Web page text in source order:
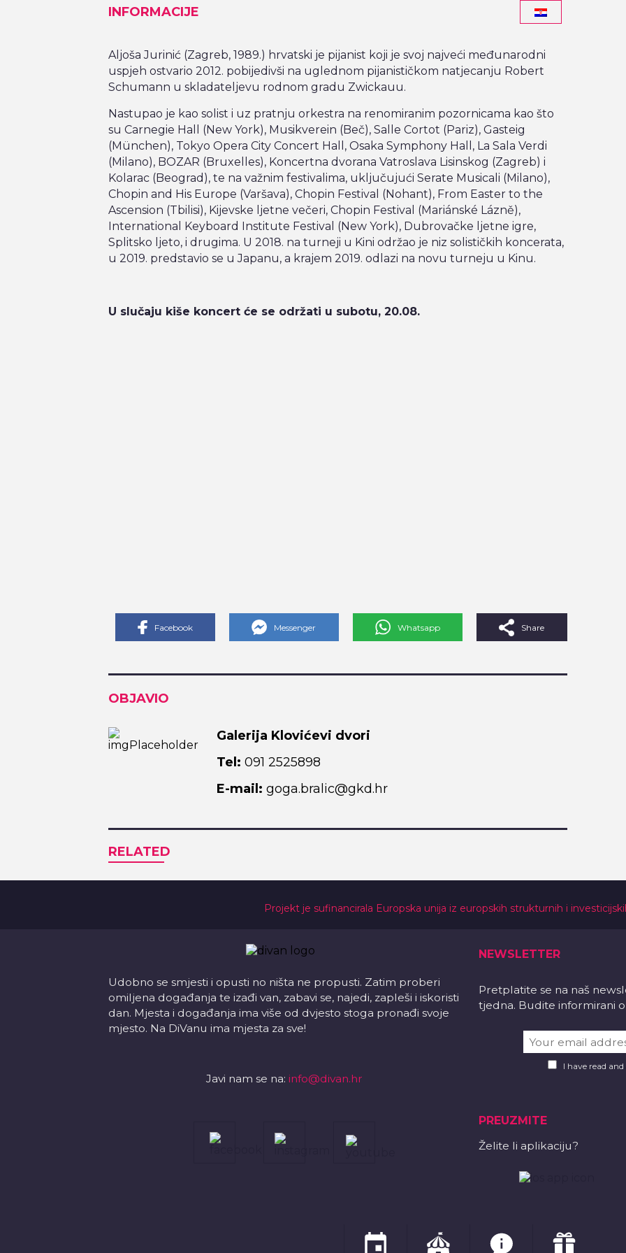
INFORMACIJE
Aljoša Jurinić (Zagreb, 1989.) hrvatski je pijanist koji je svoj najveći međunarodni
uspjeh ostvario 2012. pobijedivši na uglednom pijanističkom natjecanju Robert
Schumann u skladateljevu rodnom gradu Zwickauu.
Nastupao je kao solist i uz pratnju orkestra na renomiranim pozornicama kao što
su Carnegie Hall (New York), Musikverein (Beč), Salle Cortot (Pariz), Gasteig
(München), Tokyo Opera City Concert Hall, Osaka Symphony Hall, La Sala Verdi
(Milano), BOZAR (Bruxelles), Koncertna dvorana Vatroslava Lisinskog (Zagreb) i
Kolarac (Beograd), te na važnim festivalima, uključujući Serate Musicali (Milano),
Chopin and His Europe (Varšava), Chopin Festival (Nohant), From Easter to the
Ascension (Tbilisi), Kijevske ljetne večeri, Chopin Festival (Mariánské Lázně),
International Keyboard Institute Festival (New York), Dubrovačke ljetne igre,
Splitsko ljeto, i drugima. U 2018. na turneji u Kini održao je niz solističkih koncerata,
u 2019. predstavio se u Japanu, a krajem 2019. odlazi na novu turneju u Kinu.
U slučaju kiše koncert će se održati u subotu, 20.08.
Facebook Messenger Whatsapp Share
OBJAVIO
Galerija Klovićevi dvori
Tel: 091 2525898
E-mail: goga.bralic@gkd.hr
RELATED
Projekt je sufinancirala Europska unija iz europskih strukturnih i
Udobno se smjesti i opusti no ništa ne propusti. Zatim proberi
omiljena događanja te izađi van, zabavi se, najedi, zapleši i iskoristi
dan. Mjesta i događanja ima više od dvjesto stoga pronađi svoje
mjesto. Na DiVanu ima mjesta za sve!
Javi nam se na: info@divan.hr
NEWSLETTER
Pretplatite se na naš
tjedna. Budite informirani
I have read
PREUZMITE
Želite li aplikaciju?